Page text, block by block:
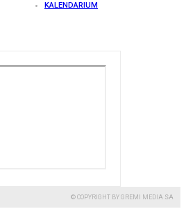
KALENDARIUM
© COPYRIGHT BY GREMI MEDIA SA